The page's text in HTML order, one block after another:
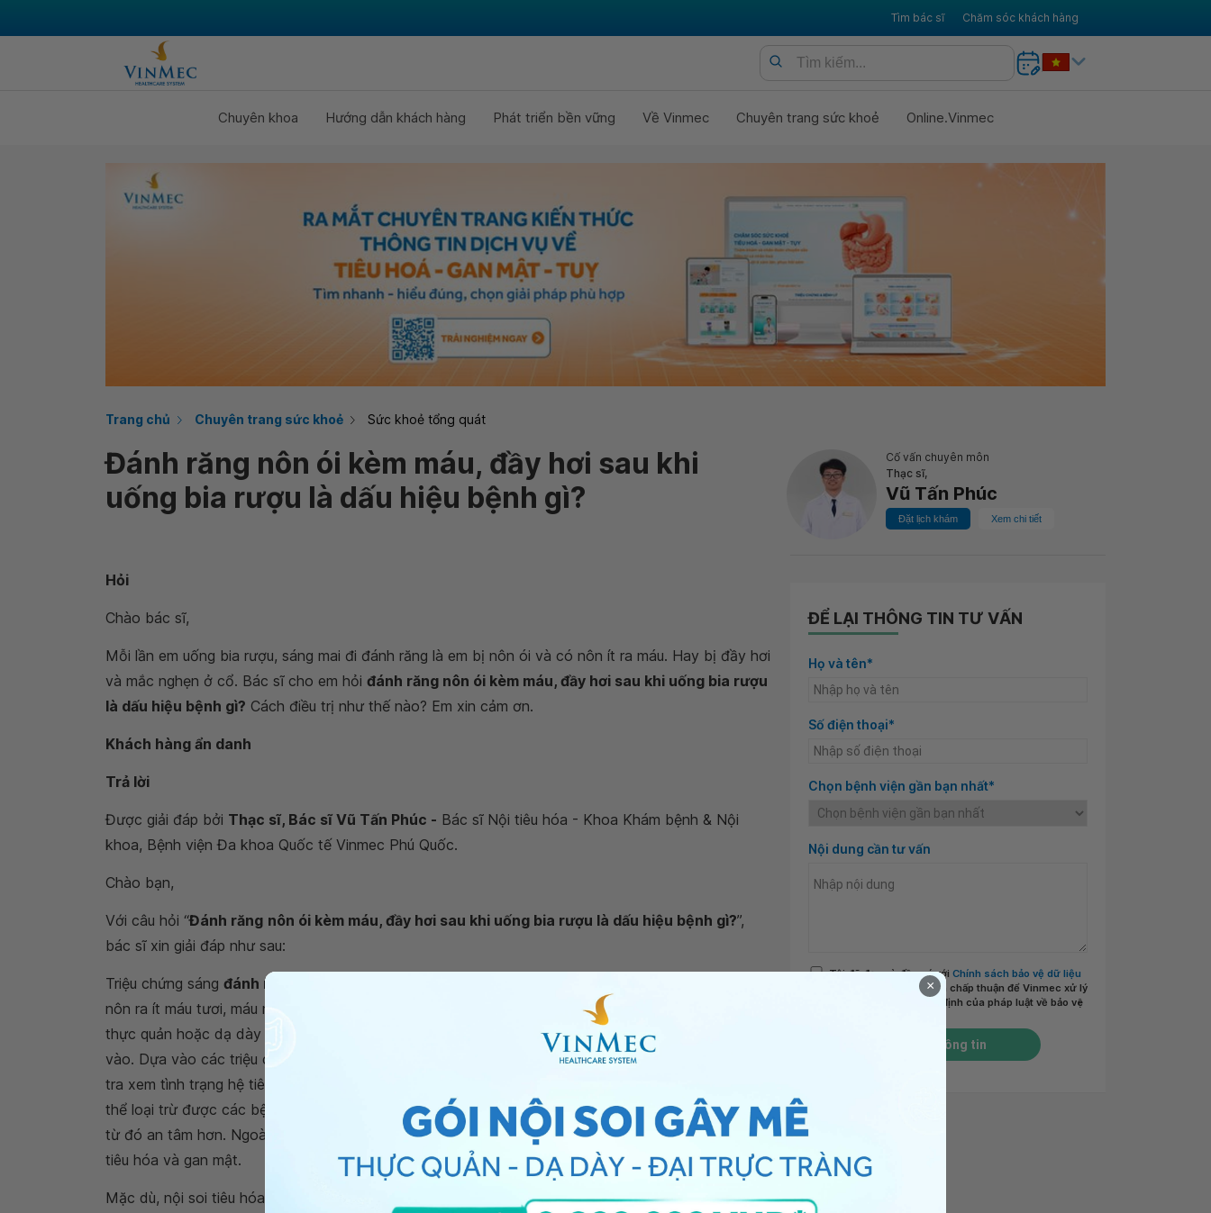
Tìm bác sĩ Chăm sóc khách hàng
Chuyên khoa Hướng dẫn khách hàng Phát triển bền vững Về Vinmec Chuyên trang sức khoẻ Online.Vinmec
Trang chủ Chuyên trang sức khoẻ Sức khoẻ tổng quát
Đánh răng nôn ói kèm máu, đầy hơi sau khi
uống bia rượu là dấu hiệu bệnh gì?
Cố vấn chuyên môn
Thạc sĩ,
Vũ Tấn Phúc
Đặt lịch khám Xem chi tiết
Hỏi
Chào bác sĩ,
Mỗi lần em uống bia rượu, sáng mai đi đánh răng là em bị nôn ói và có nôn ít ra máu. Hay bị đầy hơi
và mắc nghẹn ở cổ. Bác sĩ cho em hỏi đánh răng nôn ói kèm máu, đầy hơi sau khi uống bia rượu
là dấu hiệu bệnh gì? Cách điều trị như thế nào? Em xin cảm ơn.
Khách hàng ẩn danh
Trả lời
Được giải đáp bởi Thạc sĩ, Bác sĩ Vũ Tấn Phúc - Bác sĩ Nội tiêu hóa - Khoa Khám bệnh & Nội
khoa, Bệnh viện Đa khoa Quốc tế Vinmec Phú Quốc.
Chào bạn,
Với câu hỏi “Đánh răng nôn ói kèm máu, đầy hơi sau khi uống bia rượu là dấu hiệu bệnh gì?”,
bác sĩ xin giải đáp như sau:
Triệu chứng sáng đánh răng nôn ói
nôn ra ít máu tươi, máu này có thể từ vùng hầu họng trầy xước do bạn nôn nhiều quá hoặc máu từ
thực quản hoặc dạ dày đi ngược lên. Thêm vào đó, bạn lại có triệu chứngmắc nghẹn ở cổ
vào. Dựa vào các triệu chứng trên, bác sĩ tư vấn bạn nên đi nội soi thực quản, dạ dày tá tràng kiểm
tra xem tình trạng hệ tiêu hóa trên của bạn như thế nào. Thông qua nội soi tiêu hóa trên cũng có
thể loại trừ được các bệnh lý như loét dạ dày, xuất huyết tiêu hóa hay ung thư dạ dày chẳng hạn,
từ đó an tâm hơn. Ngoài ra bạn nên hạn chế rượu bia vì rượu bia có ảnh hưởng xấu trực tiếp đến hệ
tiêu hóa và gan mật.
Mặc dù, nội soi tiêu hóa là kỹ thuật đã khá phổ biến và thường quy trong chẩn đoán các bệnh lý về
ĐỂ LẠI THÔNG TIN TƯ VẤN
Họ và tên*
Số điện thoại*
Chọn bệnh viện gần bạn nhất*
Nội dung cần tư vấn
Tôi đã đọc và đồng ý với Chính sách bảo vệ dữ liệu
cá nhân của Vinmecvà chấp thuận để Vinmec xử lý
DLCN của tôi theo quy định của pháp luật về bảo vệ
Gửi thông tin
×